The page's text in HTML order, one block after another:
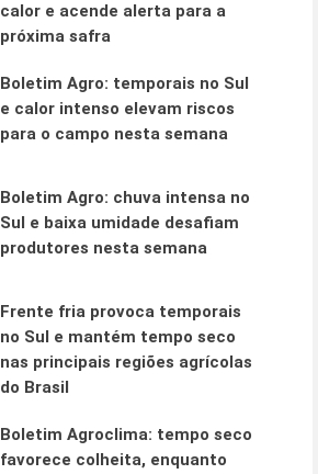
calor e acende alerta para a
próxima safra
Boletim Agro: temporais no Sul
e calor intenso elevam riscos
para o campo nesta semana
Boletim Agro: chuva intensa no
Sul e baixa umidade desafiam
produtores nesta semana
Frente fria provoca temporais
no Sul e mantém tempo seco
nas principais regiões agrícolas
do Brasil
Boletim Agroclima: tempo seco
favorece colheita, enquanto